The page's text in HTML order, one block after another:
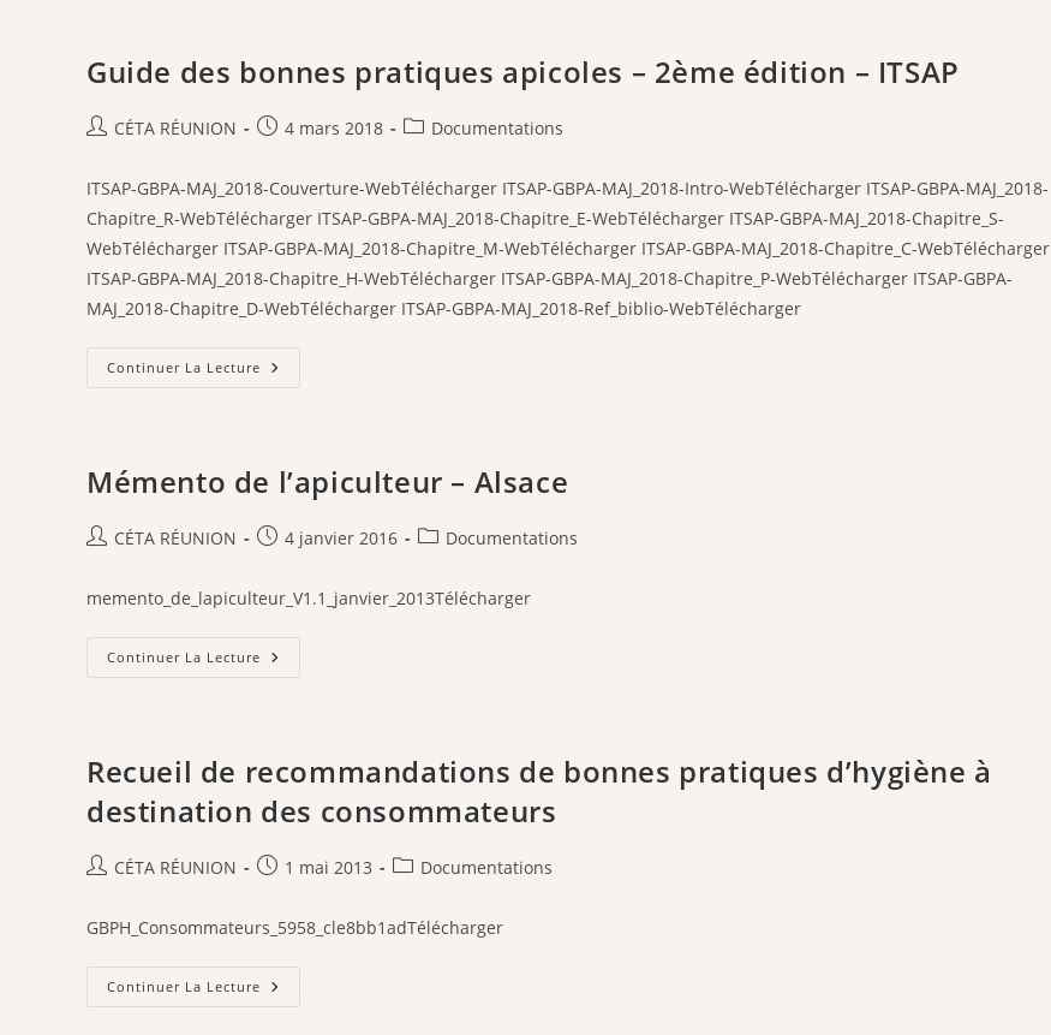
Guide des bonnes pratiques apicoles – 2ème édition – ITSAP
Auteur/autrice
la
publication :
CÉTA RÉUNION
Publication
4 mars 2018
PostDocumentations
ITSAP-GBPA-MAJ_2018-Couverture-WebTélécharger ITSAP-GBPA-MAJ_2018-Intro-WebTélécharger ITSAP-GBPA-MAJ_2018-
Chapitre_R-WebTélécharger ITSAP-GBPA-MAJ_2018-Chapitre_E-WebTélécharger ITSAP-GBPA-MAJ_2018-Chapitre_S-
WebTélécharger ITSAP-GBPA-MAJ_2018-Chapitre_M-WebTélécharger ITSAP-GBPA-MAJ_2018-Chapitre_C-WebTélécharger
ITSAP-GBPA-MAJ_2018-Chapitre_H-WebTélécharger ITSAP-GBPA-MAJ_2018-Chapitre_P-WebTélécharger ITSAP-GBPA-
MAJ_2018-Chapitre_D-WebTélécharger ITSAP-GBPA-MAJ_2018-Ref_biblio-WebTélécharger
Continuer La Lecture Guide
Des
2ème
Édition
Mémento de l’apiculteur – Alsace
Auteur/autrice
publication :
CÉTA RÉUNION
Publication
4 janvier 2016
PostDocumentations
memento_de_lapiculteur_V1.1_janvier_2013Télécharger
Continuer La Lecture Mémento
De
Recueil de recommandations de bonnes pratiques d’hygiène à
destination des consommateurs
Auteur/autrice
la
publication :
CÉTA RÉUNION
Publication
1 mai 2013
PostDocumentations
GBPH_Consommateurs_5958_cle8bb1adTélécharger
Continuer La Lecture Recueil
De